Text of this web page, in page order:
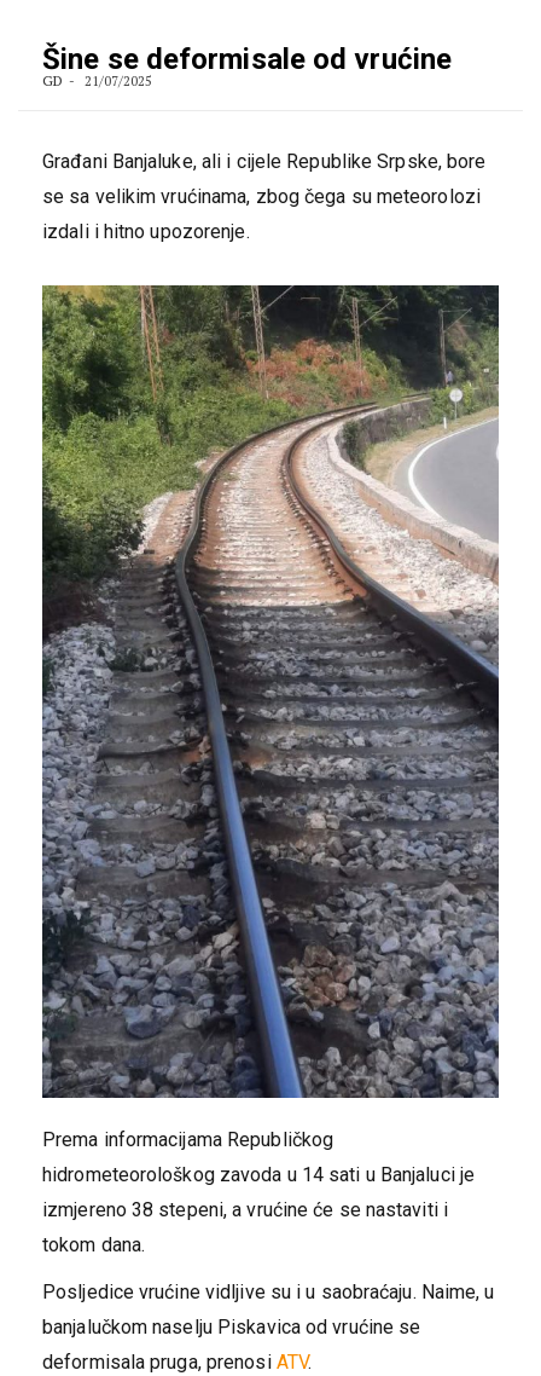
Šine se deformisale od vrućine
GD 21/07/2025
Građani Banjaluke, ali i cijele Republike Srpske, bore
se sa velikim vrućinama, zbog čega su meteorolozi
izdali i hitno upozorenje.
Prema informacijama Republičkog
hidrometeorološkog zavoda u 14 sati u Banjaluci je
izmjereno 38 stepeni, a vrućine će se nastaviti i
tokom dana.
Posljedice vrućine vidljive su i u saobraćaju. Naime, u
banjalučkom naselju Piskavica od vrućine se
deformisala pruga, prenosi ATV.